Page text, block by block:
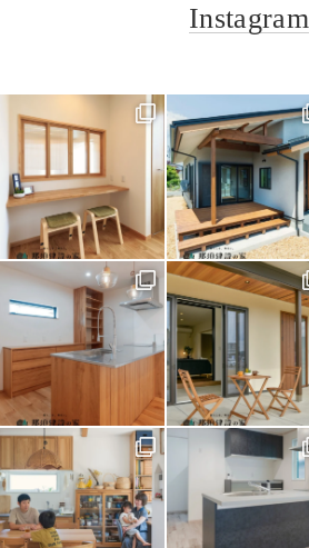
Instagram